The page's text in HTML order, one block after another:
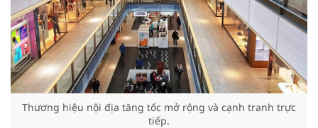
Thương hiệu nội địa tăng tốc mở rộng và cạnh tranh trực
tiếp.